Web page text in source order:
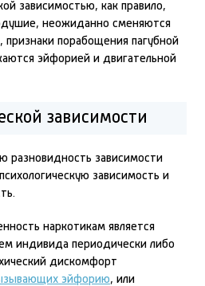
зависимостью, как правило,
неожиданно сменяются
порабощения пагубной
эйфорией и двигательной
зависимости
разновидность зависимости
зависимость и
наркотикам является
индивида периодически либо
дискомфорт
эйфорию, или